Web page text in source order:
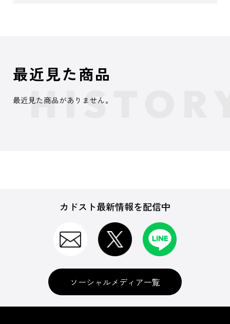
最近見た商品
最近見た商品がありません。
カドスト最新情報を配信中
ソーシャルメディア一覧